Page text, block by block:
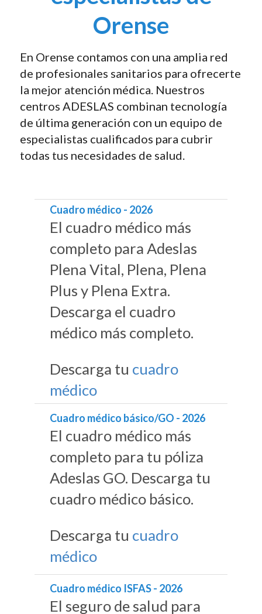
Orense
En Orense contamos con una amplia red
de profesionales sanitarios para ofrecerte
la mejor atención médica. Nuestros
centros ADESLAS combinan tecnología
de última generación con un equipo de
especialistas cualificados para cubrir
todas tus necesidades de salud.
Cuadro médico - 2026
El cuadro médico más
completo para Adeslas
Plena Vital, Plena, Plena
Plus y Plena Extra.
Descarga el cuadro
médico más completo.
Descarga tu cuadro
médico
Cuadro médico básico/GO - 2026
El cuadro médico más
completo para tu póliza
Adeslas GO. Descarga tu
cuadro médico básico.
Descarga tu cuadro
médico
Cuadro médico ISFAS - 2026
El seguro de salud para